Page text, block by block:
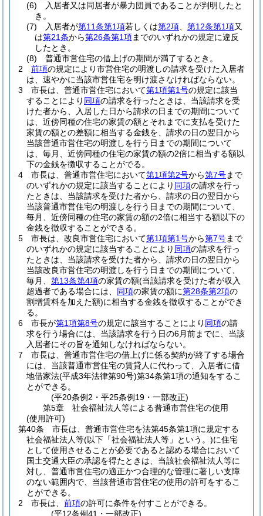
(6)
入居者又は同居者が暴力団員であることが判明したと
き。
(7)
入居者が第11条第1項若しくは第2項 第12条第1項又
は第21条から第26条第1項までのいずれかの規定に違反
したとき。
(8)
普通市営住宅の借上げの期間が満了するとき。
2
前項の規定により市営住宅の明渡しの請求を受けた入居者
は、速やかに当該市営住宅を明け渡さなければならない。
3
市長は、普通市営住宅において第1項第1号の規定に該当
することにより 同項の請求を行ったときは、当該請求を受
けた者から、入居した日から請求の日までの期間について
は、近傍同種の住宅の家賃の額とそれまでに支払を受けた
家賃の額との差額に相当する金銭を、請求の日の翌日から
当該普通市営住宅の明渡しを行う日までの期間について
は、毎月、近傍同種の住宅の家賃の額の2倍に相当する額以
下の金銭を徴収することがでる。
4
市長は、普通市営住宅において第1項第2号から第7号まで
のいずれかの規定に該当することにより 同項の請求を行っ
たときは、当該請求を受けた者から、請求の日の翌日から
当該普通市営住宅の明渡しを行う日までの期間について、
毎月、近傍同種の住宅の家賃の額の2倍に相当する額以下の
金銭を徴収することができる。
5
市長は、改良市営住宅において第1項第1号から第7号まで
のいずれかの規定に該当することにより 同項の請求を行っ
たときは、当該請求を受けた者から、請求の日の翌日から
当該改良市営住宅の明渡しを行う日までの期間について、
毎月、 第13条第4項の家賃の額(当該請求を受けた者が収入
超過者である場合には、 同項の家賃の額に第28条第2項の
割増賃料を加えた額)に相当する金銭を徴収することができ
る。
6
市長が第1項第8号の規定に該当することにより 同項の請
求を行う場合には、当該請求を行う日の6月前までに、当該
入居者にその旨を通知しなければならない。
7
市長は、普通市営住宅の借上げに係る契約が終了する場合
には、当該普通市営住宅の賃貸人に代わって、入居者に借
地借家法(平成3年法律第90号)第34条第1項の通知をするこ
とができる。
(平20条例2・平25条例19・一部改正)
第5章
社会福祉法人等による普通市営住宅の使用
(使用許可)
第40条
市長は、普通市営住宅を法第45条第1項に規定する
社会福祉法人等(以下「社会福祉法人等」という。)に住宅
として使用させることが必要であると認める場合において
国土交通大臣の承認を得たときは、当該社会福祉法人等に
対し、普通市営住宅の適正かつ合理的な管理に著しい支障
のない範囲内で、当該普通市営住宅の使用の許可をするこ
とができる。
2
市長は、 前項の許可に条件を付すことができる。
(平12条例41・一部改正)